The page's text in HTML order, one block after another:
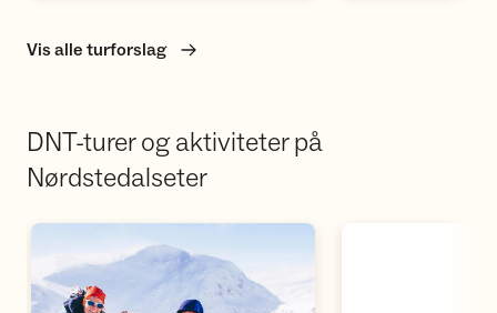
Vis alle turforslag
DNT-turer og aktiviteter på
Nørdstedalseter